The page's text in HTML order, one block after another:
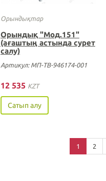
Орындықтар
Орындық "Мод.151"
(ағаштың астында сурет
салу)
Артикул: МП-ТВ-946174-001
12 535 KZT
Сатып алу
1 2